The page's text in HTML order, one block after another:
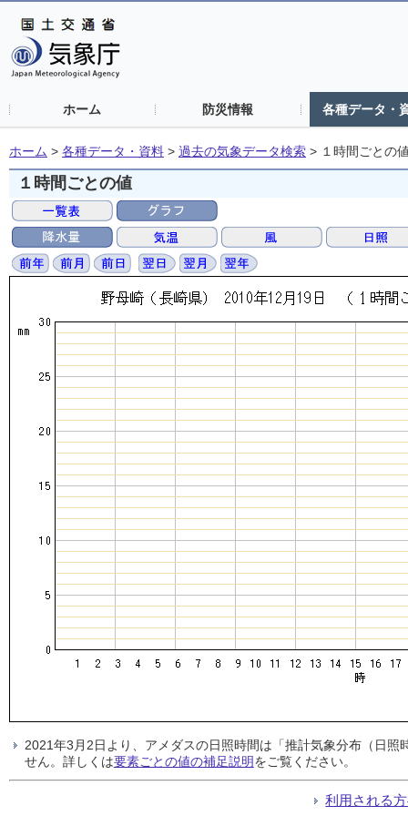
ホーム 防災情報 各種データ・
ホーム > 各種データ・資料 > 過去の気象データ検索 > １時間ごとの
１時間ごとの値
2021年3月2日より、アメダスの日照時間は「推計気象分布（日
せん。詳しくは要素ごとの値の補足説明をご覧ください。
利用される